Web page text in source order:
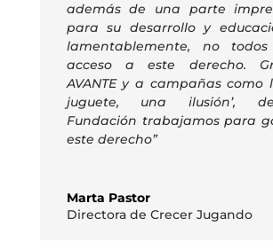
además de una parte
para su desarrollo y
lamentablemente, no todos
acceso a este derecho.
AVANTE y a campañas como
juguete, una ilusión’,
Fundación trabajamos para
este derecho”
Marta Pastor
Directora de Crecer Jugando